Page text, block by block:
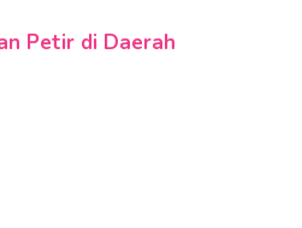
Petir di Daerah